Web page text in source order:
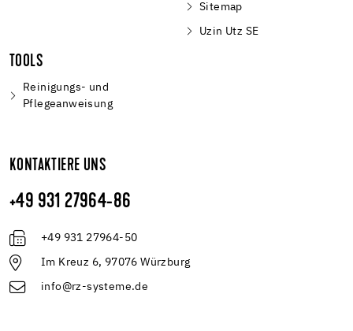
Sitemap
Uzin Utz SE
TOOLS
Reinigungs- und
Pflegeanweisung
KONTAKTIERE UNS
+49 931 27964-86
+49 931 27964-50
Im Kreuz 6, 97076 Würzburg
info@rz-systeme.de